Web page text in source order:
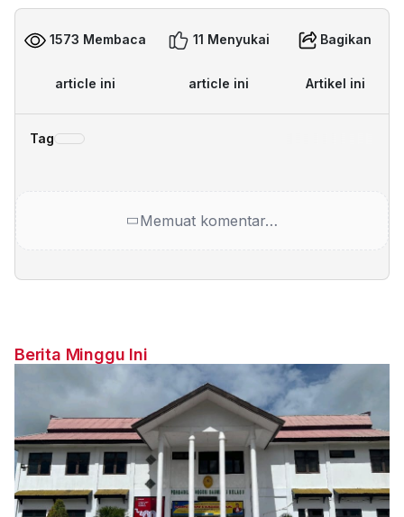
1573 Membaca
article ini
11 Menyukai
article ini
Bagikan
Artikel ini
Tag
Memuat komentar…
Berita Minggu Ini